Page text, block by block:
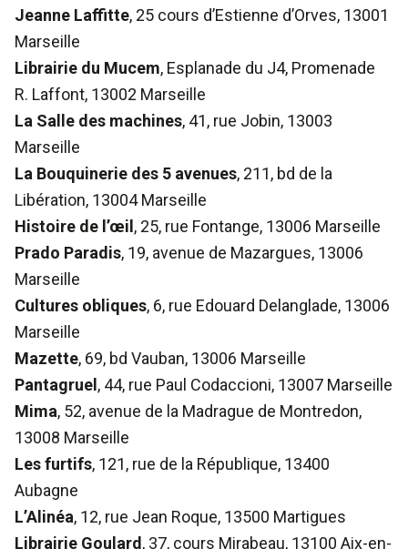
Jeanne Laffitte, 25 cours d’Estienne d’Orves, 13001
Marseille
Librairie du Mucem, Esplanade du J4, Promenade
R. Laffont, 13002 Marseille
La Salle des machines, 41, rue Jobin, 13003
Marseille
La Bouquinerie des 5 avenues, 211, bd de la
Libération, 13004 Marseille
Histoire de l’œil , 25, rue Fontange, 13006 Marseille
Prado Paradis, 19, avenue de Mazargues, 13006
Marseille
Cultures obliques, 6, rue Edouard Delanglade, 13006
Marseille
Mazette, 69, bd Vauban, 13006 Marseille
Pantagruel , 44, rue Paul Codaccioni, 13007 Marseille
Mima, 52, avenue de la Madrague de Montredon,
13008 Marseille
Les furtifs, 121, rue de la République, 13400
Aubagne
L’Alinéa, 12, rue Jean Roque, 13500 Martigues
Librairie Goulard, 37, cours Mirabeau, 13100 Aix-en-